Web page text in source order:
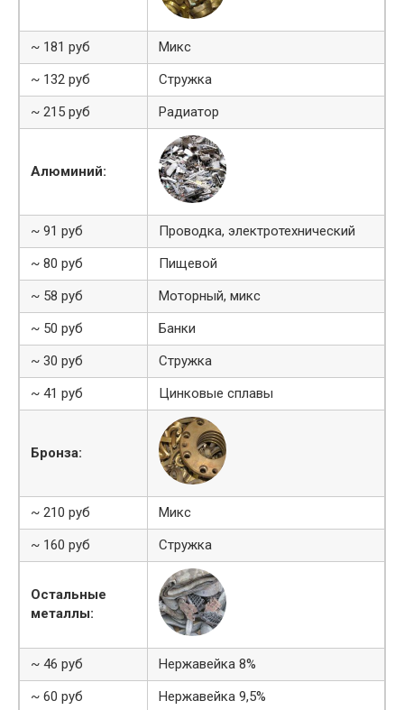
~ 181 руб
Микс
~ 132 руб
Стружка
~ 215 руб
Радиатор
Алюминий:
~ 91 руб
Проводка, электротехнический
~ 80 руб
Пищевой
~ 58 руб
Моторный, микс
~ 50 руб
Банки
~ 30 руб
Стружка
~ 41 руб
Цинковые сплавы
Бронза:
~ 210 руб
Микс
~ 160 руб
Стружка
Остальные
металлы:
~ 46 руб
Нержавейка 8%
~ 60 руб
Нержавейка 9,5%